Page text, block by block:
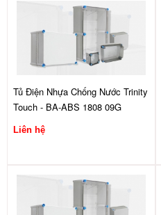
Tủ Điện Nhựa Chống Nước Trinity
Touch - BA-ABS 1808 09G
Liên hệ